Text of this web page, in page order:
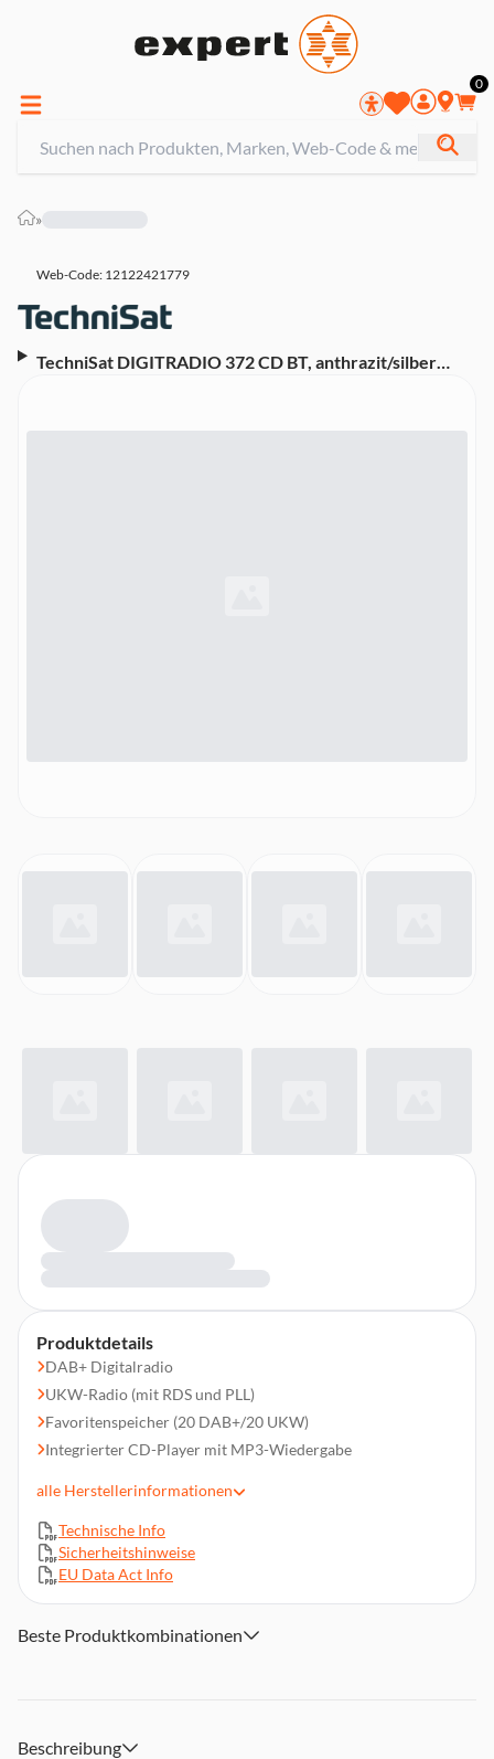
0
»
Web-Code: 12122421779
TechniSat DIGITRADIO 372 CD BT, anthrazit/silber
Produktdetails
DAB+ Digitalradio
UKW-Radio (mit RDS und PLL)
Favoritenspeicher (20 DAB+/20 UKW)
Integrierter CD-Player mit MP3-Wiedergabe
Bluetooth-Audiostreaming (Empfang)
Radiowecktimer
Sleeptimer
alle Herstellerinformationen
Technische Info
Sicherheitshinweise
EU Data Act Info
Beste Produktkombinationen
Beschreibung